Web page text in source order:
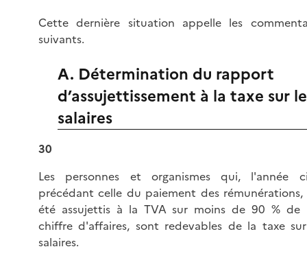
Cette dernière situation appelle les
suivants.
A. Détermination du rapport
d’assujettissement à la taxe sur
salaires
30
Les personnes et organismes qui, l'année
précédant celle du paiement des
été assujettis à la TVA sur moins de 90 % de
chiffre d'affaires, sont redevables de la taxe
salaires.